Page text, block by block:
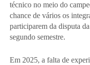
técnico no meio do
chance de vários os
participarem da disputa
segundo semestre.
Em 2025, a falta de